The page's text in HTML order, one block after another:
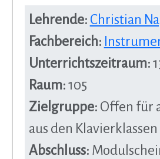
Lehrende: Christian
Fachbereich:
Unterrichtszeitraum:
Raum: 105
Zielgruppe: Offen für
aus den Klavierklassen
Abschluss: